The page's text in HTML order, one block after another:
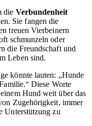
die Verbundenheit
Sie fangen die
treuen Vierbeinern
schmunzeln oder
die Freundschaft und
Leben sind.
könnte lauten: „Hunde
Diese Worte
Hund weit über das
Zugehörigkeit, immer
Unterstützung zu